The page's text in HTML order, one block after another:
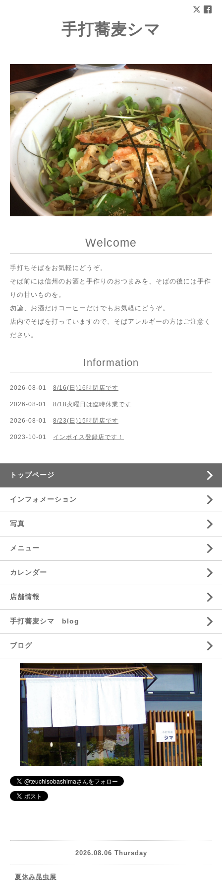
手打蕎麦シマ
Welcome
手打ちそばをお気軽にどうぞ。
そば前には信州のお酒と手作りのおつまみを、そばの後には手作
りの甘いものを。
勿論、お酒だけコーヒーだけでもお気軽にどうぞ。
店内でそばを打っていますので、そばアレルギーの方はご注意く
ださい。
Information
2026-08-01 8/16(日)16時閉店です
2026-08-01 8/18火曜日は臨時休業です
2026-08-01 8/23(日)15時閉店です
2023-10-01 インボイス登録店です！
トップページ
インフォメーション
写真
メニュー
カレンダー
店舗情報
手打蕎麦シマ blog
ブログ
2026.08.06 Thursday
夏休み昆虫展